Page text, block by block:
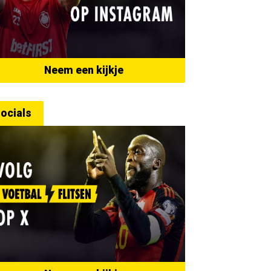
Neem een kijkje